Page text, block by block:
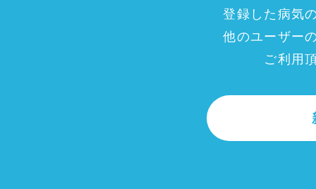
登録した病気
他のユーザー
ご利用